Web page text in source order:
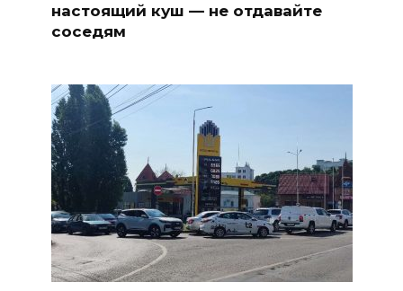
настоящий куш — не отдавайте
соседям